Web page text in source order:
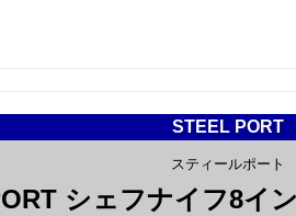
STEEL PORT
スティールポート
シェフナイフ8イ